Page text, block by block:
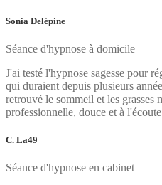
Sonia Delépine
Séance d'hypnose à domicile
J'ai testé l'hypnose sagesse pour
qui duraient depuis plusieurs
retrouvé le sommeil et les grasses
professionnelle, douce et à
C. La49
Séance d'hypnose en cabinet